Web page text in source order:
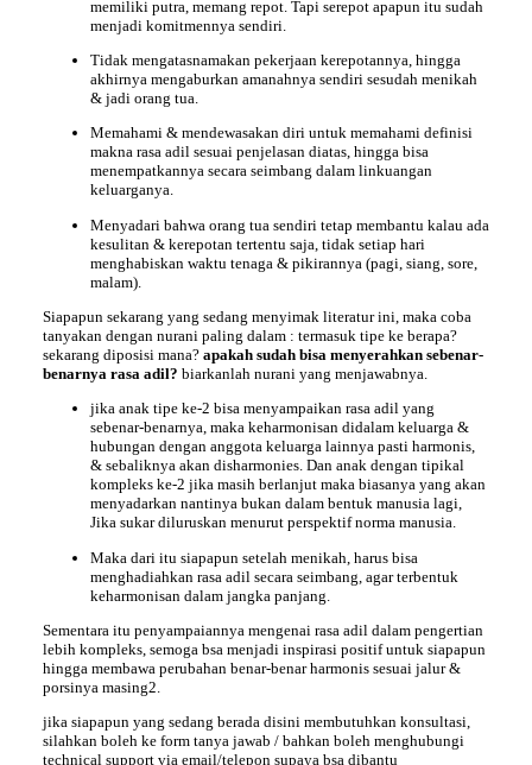
memiliki putra, memang repot. Tapi serepot apapun itu sudah
menjadi komitmennya sendiri.
Tidak mengatasnamakan pekerjaan kerepotannya, hingga
akhirnya mengaburkan amanahnya sendiri sesudah menikah
& jadi orang tua.
Memahami & mendewasakan diri untuk memahami definisi
makna rasa adil sesuai penjelasan diatas, hingga bisa
menempatkannya secara seimbang dalam linkuangan
keluarganya.
Menyadari bahwa orang tua sendiri tetap membantu kalau ada
kesulitan & kerepotan tertentu saja, tidak setiap hari
menghabiskan waktu tenaga & pikirannya (pagi, siang, sore,
malam).
Siapapun sekarang yang sedang menyimak literatur ini, maka coba
tanyakan dengan nurani paling dalam : termasuk tipe ke berapa?
sekarang diposisi mana? apakah sudah bisa menyerahkan sebenar-
benarnya rasa adil? biarkanlah nurani yang menjawabnya.
jika anak tipe ke-2 bisa menyampaikan rasa adil yang
sebenar-benarnya, maka keharmonisan didalam keluarga &
hubungan dengan anggota keluarga lainnya pasti harmonis,
& sebaliknya akan disharmonies. Dan anak dengan tipikal
kompleks ke-2 jika masih berlanjut maka biasanya yang akan
menyadarkan nantinya bukan dalam bentuk manusia lagi,
Jika sukar diluruskan menurut perspektif norma manusia.
Maka dari itu siapapun setelah menikah, harus bisa
menghadiahkan rasa adil secara seimbang, agar terbentuk
keharmonisan dalam jangka panjang.
Sementara itu penyampaiannya mengenai rasa adil dalam pengertian
lebih kompleks, semoga bsa menjadi inspirasi positif untuk siapapun
hingga membawa perubahan benar-benar harmonis sesuai jalur &
porsinya masing2.
jika siapapun yang sedang berada disini membutuhkan konsultasi,
silahkan boleh ke form tanya jawab / bahkan boleh menghubungi
technical support via email/telepon supaya bsa dibantu